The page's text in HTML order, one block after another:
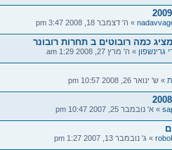
» ה' דצמבר 18, 2008 3:47 pm
כמה רובוטים ב תחרות רובונר
גרינשפון » ה' מרץ 27, 2008 1:29 am
» ש' ינואר 26, 2008 10:57 pm
» א' נובמבר 25, 2007 10:47 pm
» ג' נובמבר 13, 2007 1:27 pm